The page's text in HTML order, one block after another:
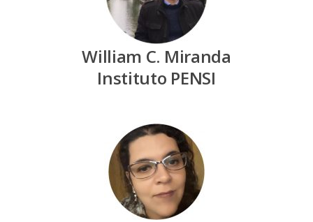
William C. Miranda
Instituto PENSI